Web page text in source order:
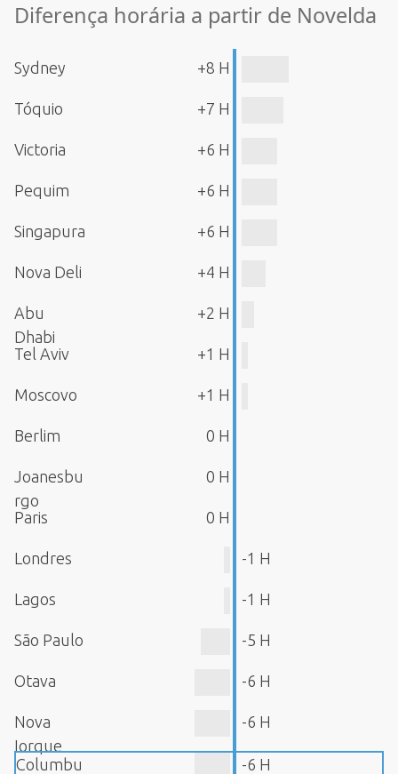
Diferença horária a partir de Novelda
Sydney +8 H
Tóquio +7 H
Victoria +6 H
Pequim +6 H
Singapura +6 H
Nova Deli +4 H
Abu
Dhabi
+2 H
Tel Aviv +1 H
Moscovo +1 H
Berlim 0 H
Joanesbu
rgo
0 H
Paris 0 H
Londres -1 H
Lagos -1 H
São Paulo -5 H
Otava -6 H
Nova
Iorque
-6 H
Columbu -6 H